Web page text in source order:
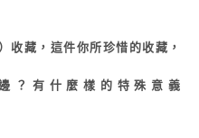
收藏，這件你所珍惜的收藏，
？有什麼樣的特殊意義